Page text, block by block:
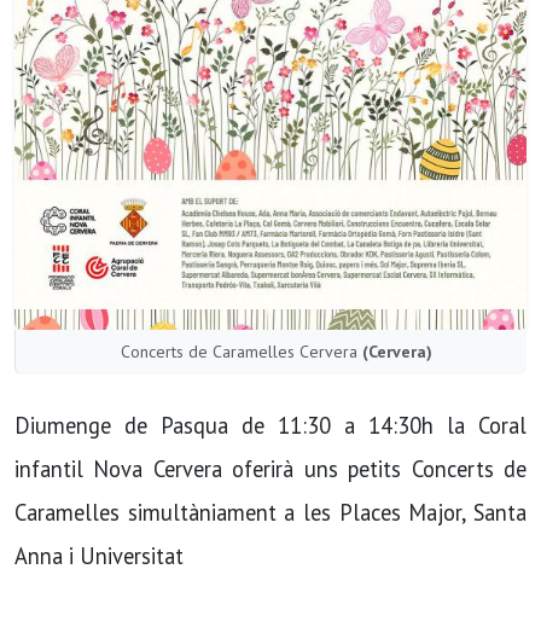
Concerts de Caramelles Cervera (Cervera)
Diumenge de Pasqua de 11:30 a 14:30h la Coral
infantil Nova Cervera oferirà uns petits Concerts de
Caramelles simultàniament a les Places Major, Santa
Anna i Universitat